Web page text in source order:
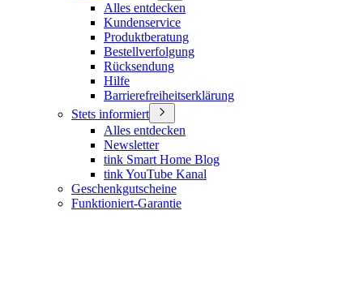
Alles entdecken
Kundenservice
Produktberatung
Bestellverfolgung
Rücksendung
Hilfe
Barrierefreiheitserklärung
Stets informiert
Alles entdecken
Newsletter
tink Smart Home Blog
tink YouTube Kanal
Geschenkgutscheine
Funktioniert-Garantie